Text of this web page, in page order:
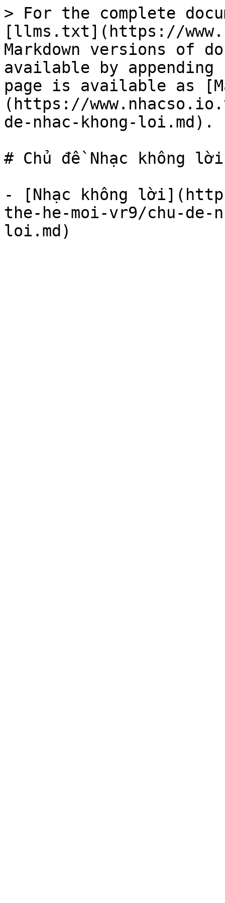
> For the complete
[llms.txt](https://
Markdown versions of
available by
page is available as
(https://
de-nhac-khong-loi.md).
# Chủ đề Nhạc không lời
- [Nhạc không
the-he-moi-vr9/chu-de-